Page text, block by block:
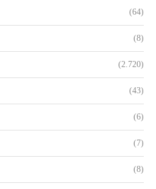
(64)
(8)
(2.720)
(43)
(6)
(7)
(8)